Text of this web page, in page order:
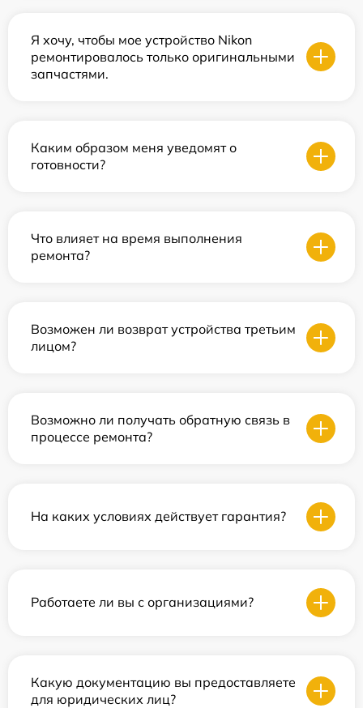
Я хочу, чтобы мое устройство Nikon
ремонтировалось только оригинальными
запчастями.
Каким образом меня уведомят о
готовности?
Что влияет на время выполнения
ремонта?
Возможен ли возврат устройства третьим
лицом?
Возможно ли получать обратную связь в
процессе ремонта?
На каких условиях действует гарантия?
Работаете ли вы с организациями?
Какую документацию вы предоставляете
для юридических лиц?